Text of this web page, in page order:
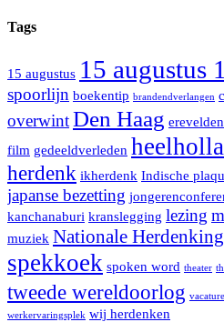
Tags
15 augustus 15 augustus
spoorlijn boekentip brandendverlangen
overwintDen Haag erevelden
film gedeeldverleden
herdenk ikherdenk Indische
japanse bezetting
kanchanaburi kranslegging lezing
muziek Nationale Herdenking
spekkoek spoken word theater
tweede wereldoorlog vacature
werkervaringsplek wij herdenken